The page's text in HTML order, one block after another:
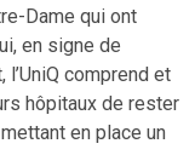
Dame qui ont
en signe de
comprend et
hôpitaux de rester
en place un